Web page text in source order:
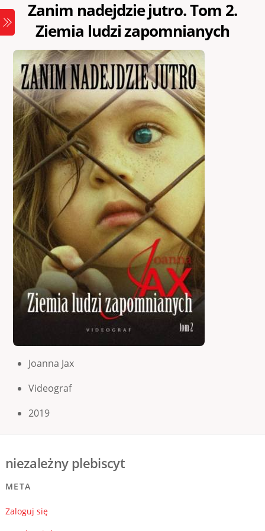
Skip
to
content
Menu
Zanim nadejdzie jutro. Tom 2.
Ziemia ludzi zapomnianych
Joanna Jax
Videograf
2019
niezależny plebiscyt
META
Zaloguj się